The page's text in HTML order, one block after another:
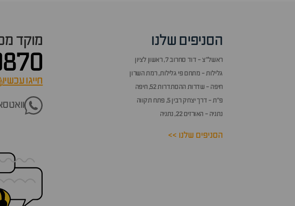
הסניפים שלנו
ראשל״צ - דוד סחרוב 7, ראשון לציון
גלילות - מתחם פי גלילות, רמת השרון
חיפה - שדרות ההסתדרות 52, חיפה
פ״ת - דרך יצחק רבין 5, פתח תקווה
נתניה - האורזים 22, נתניה
הסניפים שלנו >>
מוקד
חייגו עכשיו
וואטסאפ -